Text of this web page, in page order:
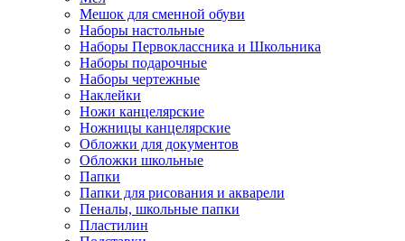
Мешок для сменной обуви
Наборы настольные
Наборы Первоклассника и Школьника
Наборы подарочные
Наборы чертежные
Наклейки
Ножи канцелярские
Ножницы канцелярские
Обложки для документов
Обложки школьные
Папки
Папки для рисования и акварели
Пеналы, школьные папки
Пластилин